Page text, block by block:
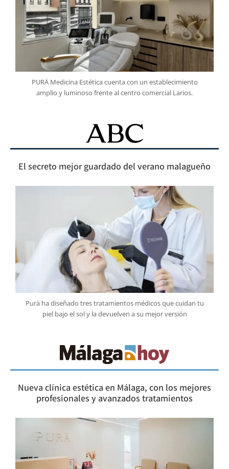
PURÄ Medicina Estética cuenta con un establecimiento
amplio y luminoso frente al centro comercial Larios.
El secreto mejor guardado del verano malagueño
Purä ha diseñado tres tratamientos médicos que cuidan tu
piel bajo el sol y la devuelven a su mejor versión
Nueva clínica estética en Málaga, con los mejores
profesionales y avanzados tratamientos